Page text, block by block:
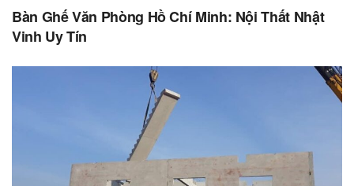
Bàn Ghế Văn Phòng Hồ Chí Minh: Nội Thất Nhật
Vinh Uy Tín